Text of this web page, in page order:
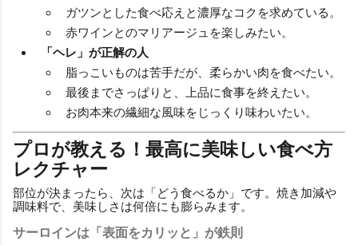
ガツンとした食べ応えと濃厚なコクを求めている。
赤ワインとのマリアージュを楽しみたい。
「ヘレ」が正解の人
脂っこいものは苦手だが、柔らかい肉を食べたい。
最後までさっぱりと、上品に食事を終えたい。
お肉本来の繊細な風味をじっくり味わいたい。
プロが教える！最高に美味しい食べ方
レクチャー
部位が決まったら、次は「どう食べるか」です。焼き加減や
調味料で、美味しさは何倍にも膨らみます。
サーロインは「表面をカリッと」が鉄則